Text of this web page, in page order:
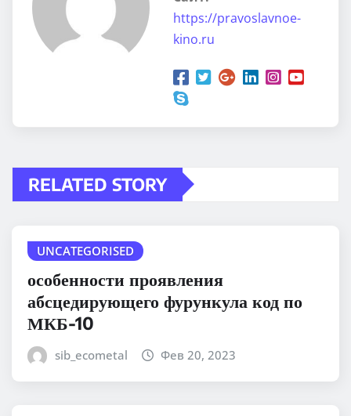
https://pravoslavnoe-
kino.ru
RELATED STORY
UNCATEGORISED
особенности проявления
абсцедирующего фурункула код по
МКБ-10
sib_ecometal Фев 20, 2023